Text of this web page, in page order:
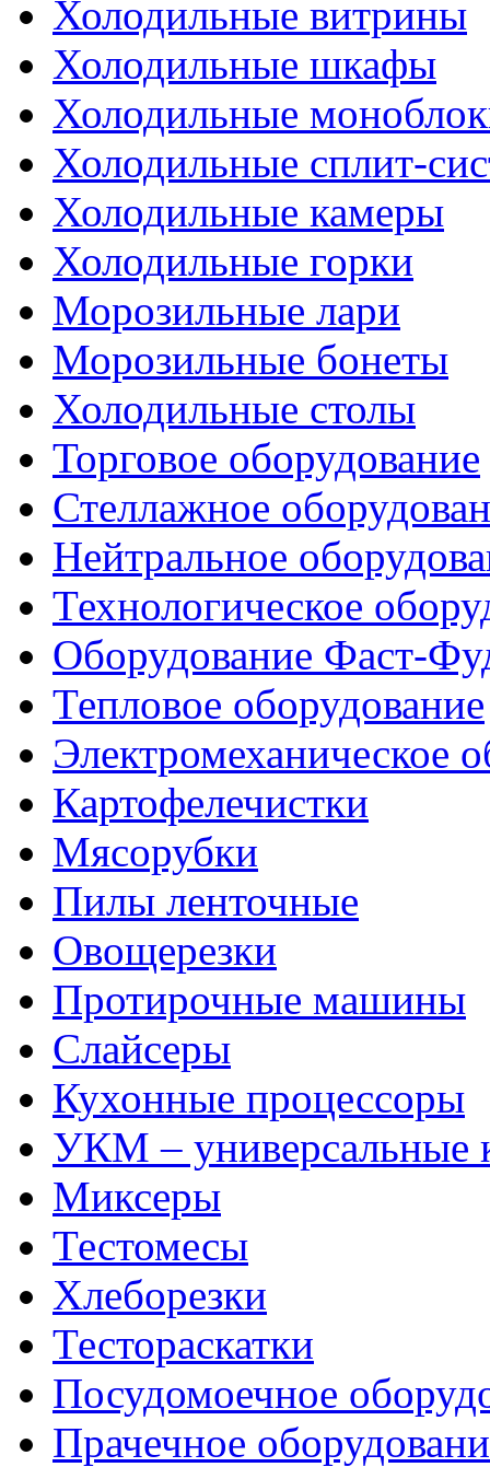
Холодильные витрины
Холодильные шкафы
Холодильные
Холодильные сплит-
Холодильные камеры
Холодильные горки
Морозильные лари
Морозильные бонеты
Холодильные столы
Торговое оборудование
Стеллажное
Нейтральное
Технологическое
Оборудование Фаст-
Тепловое оборудование
Электромеханическое
Картофелечистки
Мясорубки
Пилы ленточные
Овощерезки
Протирочные машины
Слайсеры
Кухонные процессоры
УКМ – универсальные
Миксеры
Тестомесы
Хлеборезки
Тестораскатки
Посудомоечное
Прачечное